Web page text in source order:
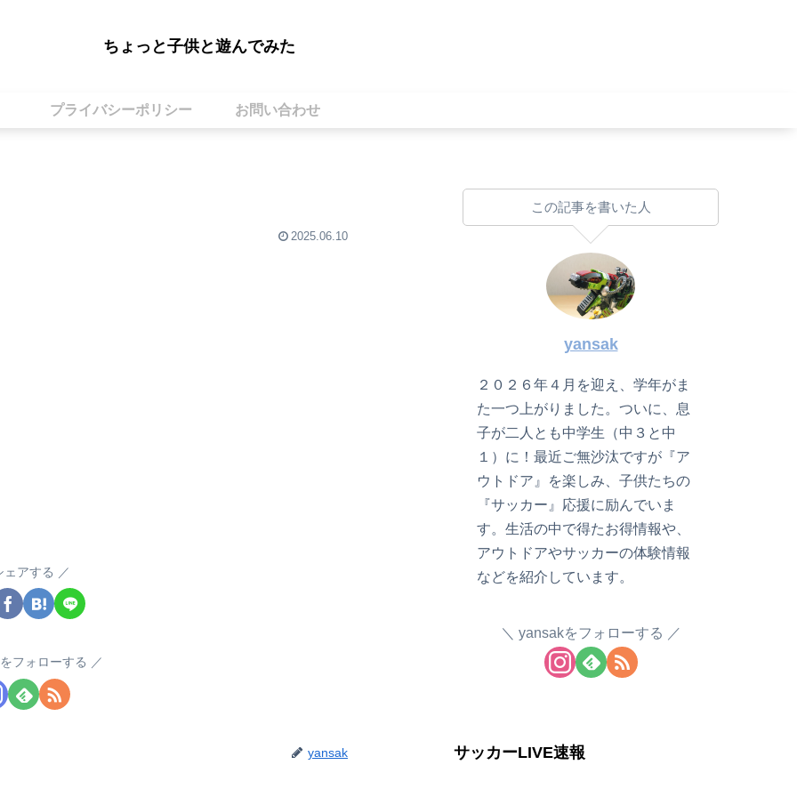
ちょっと子供と遊んでみた
プライバシーポリシー お問い合わせ
2025.06.10
ェアする
フォローする
yansak
この記事を書いた人
yansak
２０２６年４月を迎え、学年がま
た一つ上がりました。ついに、息
子が二人とも中学生（中３と中
１）に！最近ご無沙汰ですが『ア
ウトドア』を楽しみ、子供たちの
『サッカー』応援に励んでいま
す。生活の中で得たお得情報や、
アウトドアやサッカーの体験情報
などを紹介しています。
yansakをフォローする
サッカーLIVE速報